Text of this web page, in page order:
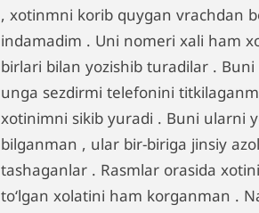
, xotinmni korib quygan vrachdan
indamadim . Uni nomeri xali ham
birlari bilan yozishib turadilar .
unga sezdirmi telefonini
xotinimni sikib yuradi . Buni ularni
bilganman , ular bir-biriga jinsiy
tashaganlar . Rasmlar orasida
toʻlgan xolatini ham korganman .